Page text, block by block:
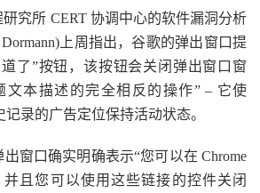
究所 CERT 协调中心的软件漏洞分析
上周指出，谷歌的弹出窗口提
了”按钮，该按钮会关闭弹出窗口窗
文本描述的完全相反的操作” – 它使
记录的广告定位保持活动状态。
窗口确实明确表示“您可以在 Chrome
且您可以使用这些链接的控件关闭